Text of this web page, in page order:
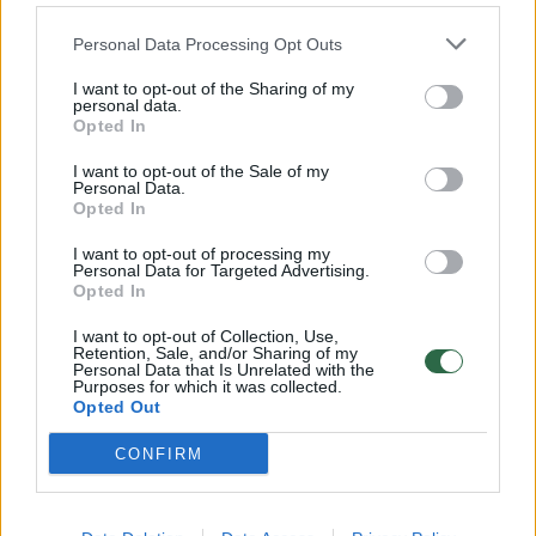
Personal Data Processing Opt Outs
I want to opt-out of the Sharing of my
personal data.
Opted In
I want to opt-out of the Sale of my
Personal Data.
Opted In
I want to opt-out of processing my
Personal Data for Targeted Advertising.
Opted In
I want to opt-out of Collection, Use,
Retention, Sale, and/or Sharing of my
Personal Data that Is Unrelated with the
Purposes for which it was collected.
Opted Out
CONFIRM
32 laipsnių šilumos
Žinios | Orai
Nufilmavo, kaip patvino Vilniaus Vakarinis aplinkkelis:
Žinios | Lietuvos diena
00:00:55
Avarija Vilniuje: į stotelę įsirėžęs automobilis sužalojo
dvi moteris
Žinios | Lietuvos diena